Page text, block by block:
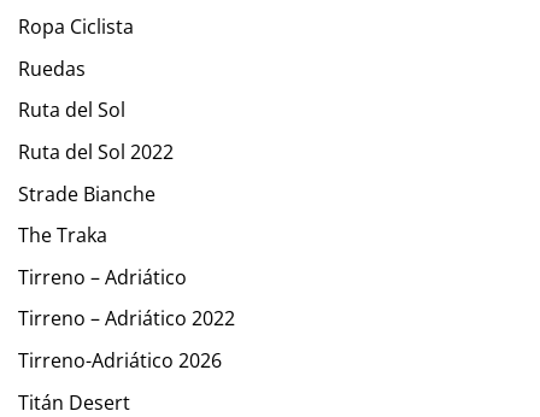
Ropa Ciclista
Ruedas
Ruta del Sol
Ruta del Sol 2022
Strade Bianche
The Traka
Tirreno – Adriático
Tirreno – Adriático 2022
Tirreno-Adriático 2026
Titán Desert